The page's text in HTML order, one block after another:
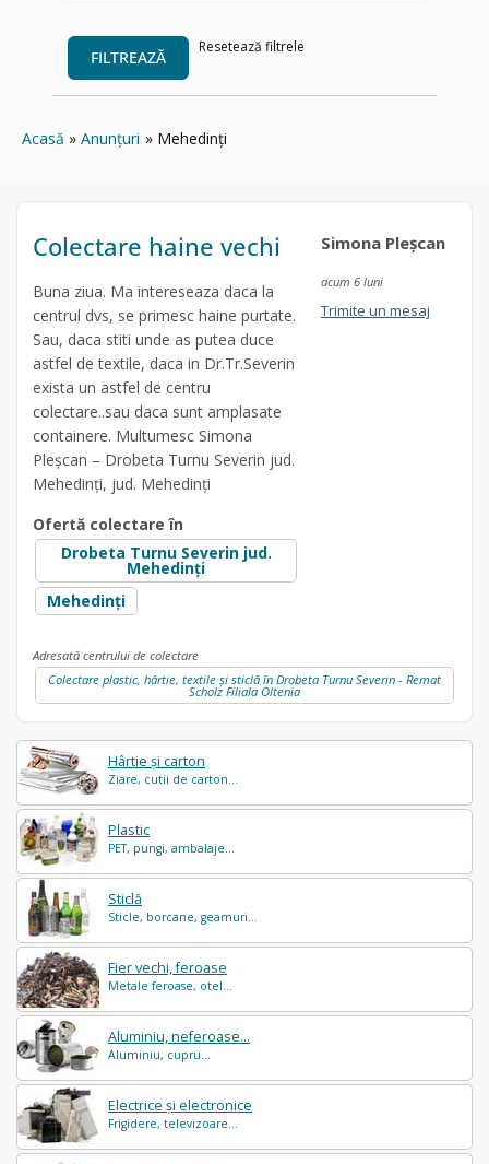
FILTREAZĂ
Resetează filtrele
Acasă Anunțuri Mehedinți
Hârtie și carton
Ziare, cutii de carton...
Plastic
PET, pungi, ambalaje...
Sticlă
Sticle, borcane, geamuri...
Fier vechi, feroase
Metale feroase, otel...
Aluminiu, neferoase...
Aluminiu, cupru...
Electrice și electronice
Frigidere, televizoare...
Colectare haine vechi
Buna ziua. Ma intereseaza daca la
centrul dvs, se primesc haine purtate.
Sau, daca stiti unde as putea duce
astfel de textile, daca in Dr.Tr.Severin
exista un astfel de centru
colectare..sau daca sunt amplasate
containere. Multumesc Simona
Pleșcan – Drobeta Turnu Severin jud.
Mehedinți, jud. Mehedinți
Ofertă colectare în
Drobeta Turnu Severin jud.
Mehedinți
Mehedinți
Simona Pleșcan
acum 6 luni
Trimite un mesaj
Adresată centrului de colectare
Colectare plastic, hârtie, textile și sticlă în Drobeta Turnu Severin - Remat
Scholz Filiala Oltenia